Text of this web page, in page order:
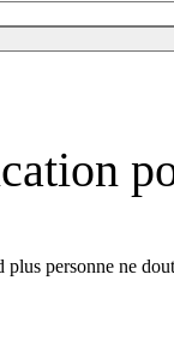
personne ne